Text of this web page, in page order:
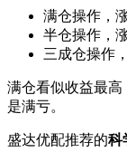
满仓操作，
半仓操作，
三成仓操作
满仓看似收益最
是满亏。
盛达优配推荐的‌科